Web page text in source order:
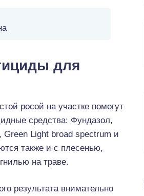
для
росой на участке помогут
средства: Фундазол,
Light broad spectrum и
также и с плесенью,
на траве.
результата внимательно